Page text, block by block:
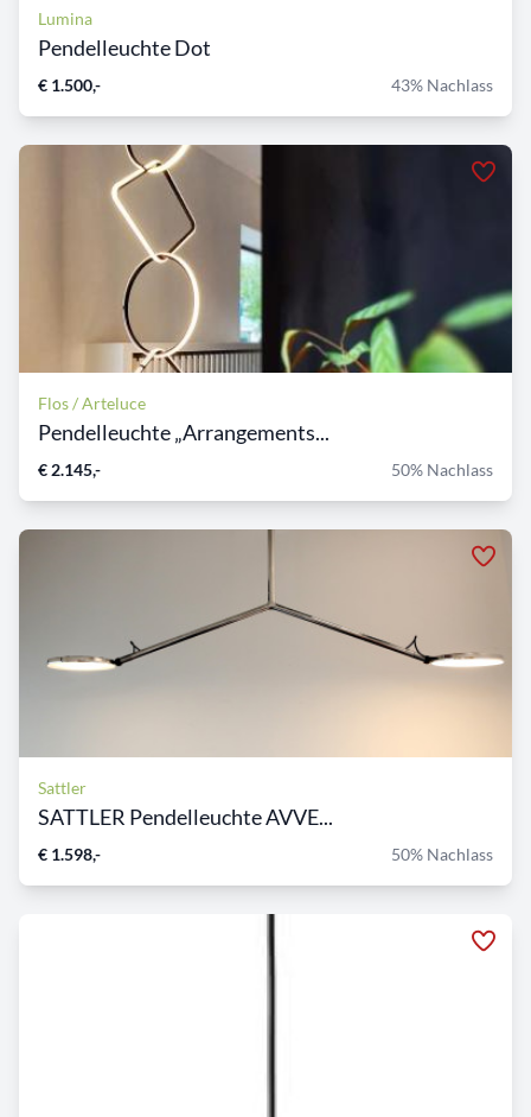
Lumina
Pendelleuchte Dot
€ 1.500,- 43% Nachlass
Flos / Arteluce
Pendelleuchte „Arrangements...
€ 2.145,- 50% Nachlass
Sattler
SATTLER Pendelleuchte AVVE...
€ 1.598,- 50% Nachlass